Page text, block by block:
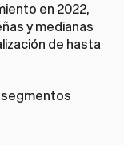
en 2022,
y medianas
de hasta